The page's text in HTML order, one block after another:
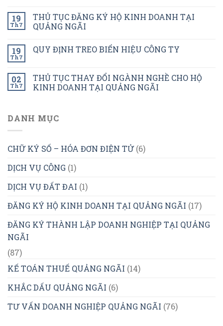
19
Th7
THỦ TỤC ĐĂNG KÝ HỘ KINH DOANH TẠI
QUẢNG NGÃI
19
Th7
QUY ĐỊNH TREO BIỂN HIỆU CÔNG TY
02
Th7
THỦ TỤC THAY ĐỔI NGÀNH NGHỀ CHO HỘ
KINH DOANH TẠI QUẢNG NGÃI
DANH MỤC
CHỮ KÝ SỐ – HÓA ĐƠN ĐIỆN TỬ(6)
DỊCH VỤ CÔNG (1)
DỊCH VỤ ĐẤT ĐAI (1)
ĐĂNG KÝ HỘ KINH DOANH TẠI QUẢNG NGÃI (17)
ĐĂNG KÝ THÀNH LẬP DOANH NGHIỆP TẠI QUẢNG
NGÃI
(87)
KẾ TOÁN THUẾ QUẢNG NGÃI (14)
KHẮC DẤU QUẢNG NGÃI (6)
TƯ VẤN DOANH NGHIỆP QUẢNG NGÃI (76)